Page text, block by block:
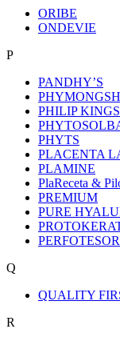
ORIBE
ONDEVIE
P
PANDHY’S
PHILIP
PHYTS
PLACENTA
PLAMINE
PlaReceta &
PREMIUM
PURE
Q
QUALITY
R